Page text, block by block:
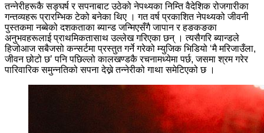
तन्नेरीहरूकै सङ्घर्ष र सपनाबाट उठेको नेपथ्यका निम्ति वैदेशिक रोजगारीका
गन्तव्यहरू प्रारम्भिक टेको बनेका थिए । गत वर्ष प्रकाशित नेपथ्यको जीवनी
पुस्तकमा नब्बेको दशकताका ब्यान्ड जन्मिएसँगै जापान र हङकङका
अनुभवहरूलाई प्राथमिकतासाथ उल्लेख गरिएका छन् । त्यसैगरि ब्यान्डले
हिजोआज सबैजसो कन्सर्टमा प्रस्तुत गर्ने गरेको म्युजिक भिडियो ‘मै मरिजाउँला,
जीवन छोटो छ’ पनि पछिल्लो कालखण्डकै रचनामध्येमा पर्छ, जसमा श्रम गरेर
पारिवारिक समुन्नतिको सपना देख्ने तन्नेरीको गाथा समेटिएको छ ।